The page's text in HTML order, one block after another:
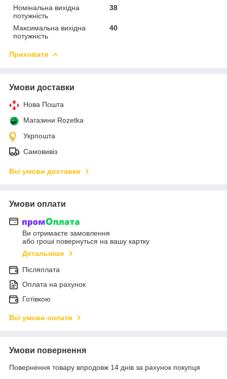
Номінальна вихідна
потужність
38
Максимальна вихідна
потужність
40
Приховати
Умови доставки
Нова Пошта
Магазини Rozetka
Укрпошта
Самовивіз
Всі умови доставки
Умови оплати
Ви отримаєте замовлення
або гроші повернуться на вашу картку
Детальніше
Післяплата
Оплата на рахунок
Готівкою
Всі умови оплати
Умови повернення
Повернення товару впродовж 14 днів за рахунок покупця